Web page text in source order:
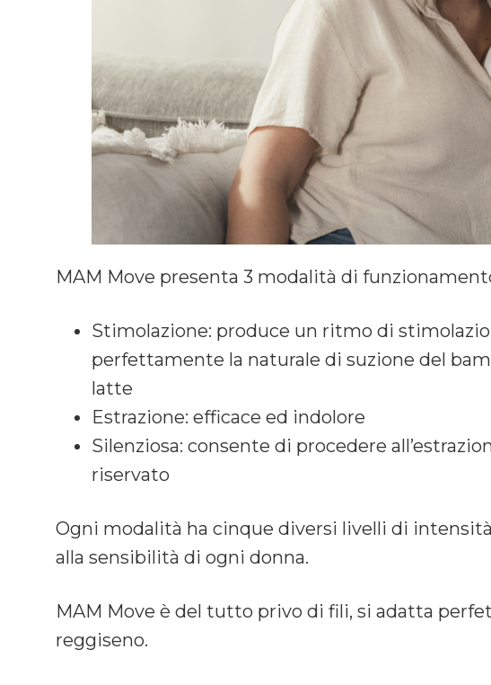
MAM Move presenta 3 modalità di
Stimolazione: produce un ritmo di
perfettamente la naturale di suzione del
latte
Estrazione: efficace ed indolore
Silenziosa: consente di procedere
riservato
Ogni modalità ha cinque diversi livelli di
alla sensibilità di ogni donna.
MAM Move è del tutto privo di fili, si adatta
reggiseno.